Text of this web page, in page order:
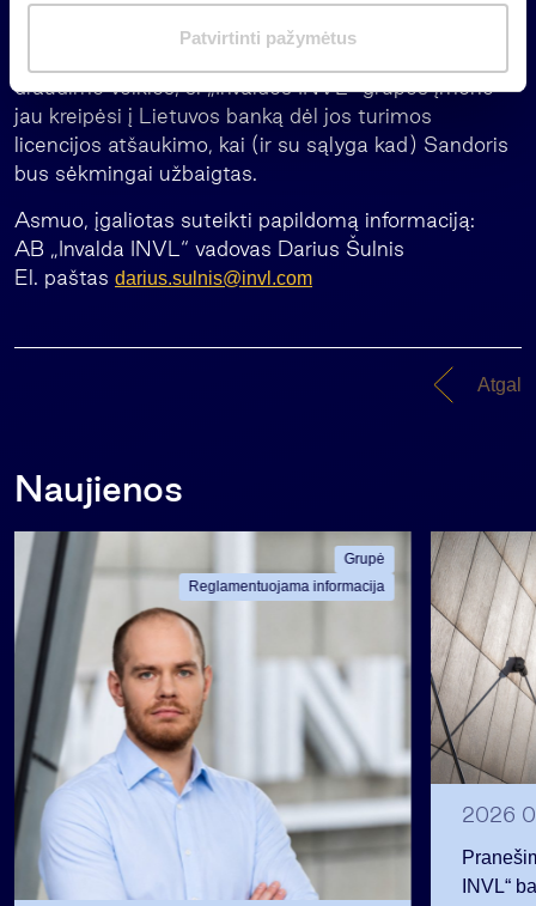
s
Patvirtinti pažymėtus
Taip pat, atsižvelgiant į tai, kad po Sandorio
draudimo veiklos, ši „Invaldos INVL“ grupės įmonė
jau kreipėsi į Lietuvos banką dėl jos turimos
licencijos atšaukimo, kai (ir su sąlyga kad) Sandoris
bus sėkmingai užbaigtas.
Asmuo, įgaliotas suteikti papildomą informaciją:
AB „Invalda INVL“ vadovas Darius Šulnis
El. paštas darius.sulnis@invl.com
Atgal
Naujienos
Grupė
Reglamentuojama informacija
2026
INVL“